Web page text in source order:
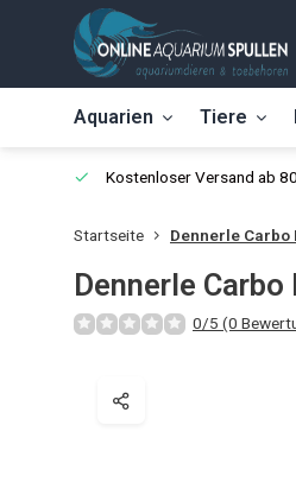
Aquarien Tiere
Kostenloser Versand ab
Startseite Dennerle Carbo
Dennerle
0/5 (0